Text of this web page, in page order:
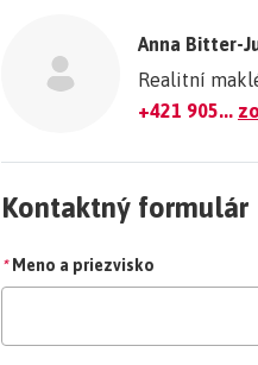
Anna Bitter-
Realitní
+421 905...
Kontaktný formulár
* Meno a priezvisko